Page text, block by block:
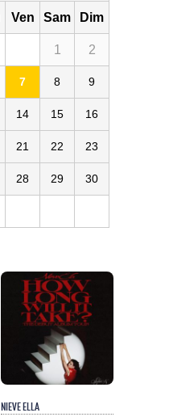
Ven Sam Dim
1 2
7 8 9
14 15 16
21 22 23
28 29 30
NIEVE ELLA